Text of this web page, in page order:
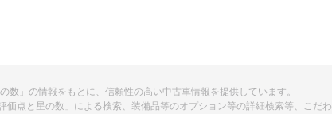
」の情報をもとに、信頼性の高い中古車情報を提供しています。
点と星の数」による検索、装備品等のオプション等の詳細検索等、こだ